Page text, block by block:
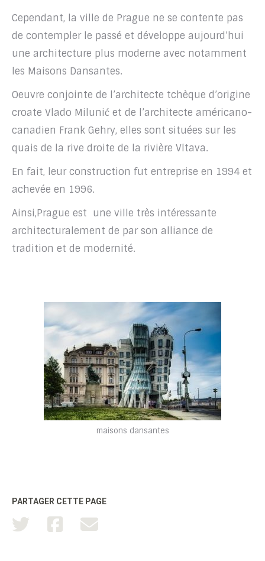
Cependant, la ville de Prague ne se contente pas
de contempler le passé et développe aujourd’hui
une architecture plus moderne avec notamment
les Maisons Dansantes.
Oeuvre conjointe de l’architecte tchèque d’origine
croate Vlado Milunić et de l’architecte américano-
canadien Frank Gehry, elles sont situées sur les
quais de la rive droite de la rivière Vltava.
En fait, leur construction fut entreprise en 1994 et
achevée en 1996.
Ainsi,Prague est une ville très intéressante
architecturalement de par son alliance de
tradition et de modernité.
maisons dansantes
PARTAGER CETTE PAGE